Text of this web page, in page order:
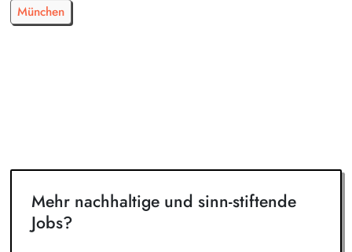
München
Mehr nachhaltige und sinn-stiftende
Jobs?